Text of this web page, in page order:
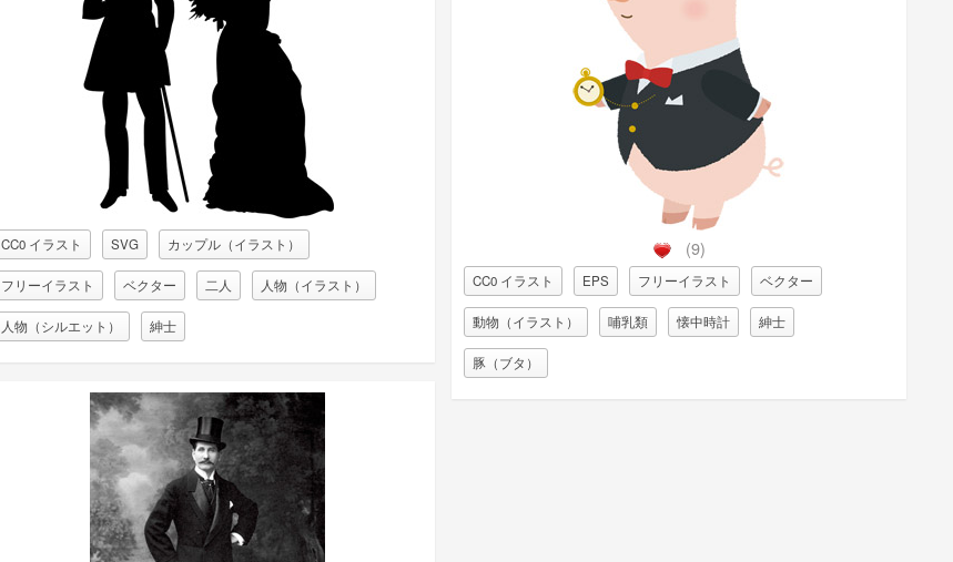
CC0 イラスト SVG カップル（イラスト）
フリーイラスト ベクター 二人 人物（イラスト）
人物（シルエット） 紳士
(9)
CC0 イラスト EPS フリーイラスト ベクター
動物（イラスト） 哺乳類 懐中時計 紳士
豚（ブタ）